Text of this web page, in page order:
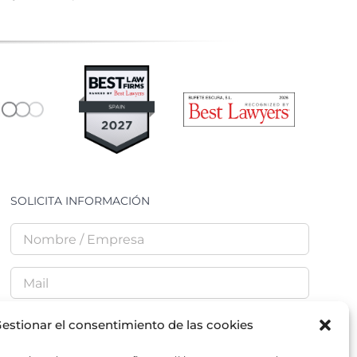
el consentimiento de las cookies
SOLICITA INFORMACIÓN